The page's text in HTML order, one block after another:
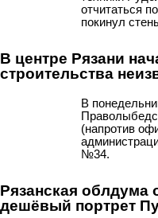
отчитаться
покинул
В центре Рязани
строительства
В
(напротив
№34.
Рязанская облдума
дешёвый портрет